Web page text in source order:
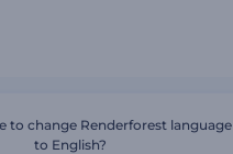
to change Renderforest language
to English?